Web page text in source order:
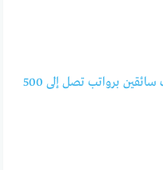
وظائف سائقين برواتب تصل إلى 500